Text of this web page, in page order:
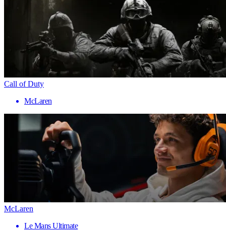
Call of Duty
McLaren
McLaren
Le Mans Ultimate